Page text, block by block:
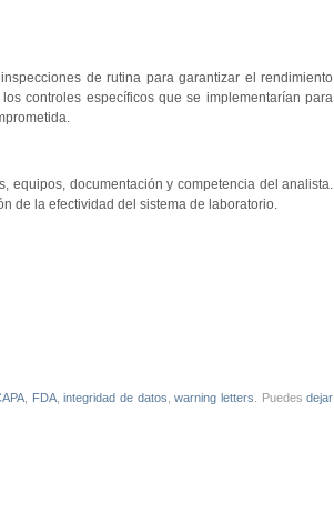
de rutina para garantizar el rendimiento
controles específicos que se implementarían para
equipos, documentación y competencia del analista.
de la efectividad del sistema de laboratorio.
, FDA,integridad de datos ,warning letters . Puedesdejar